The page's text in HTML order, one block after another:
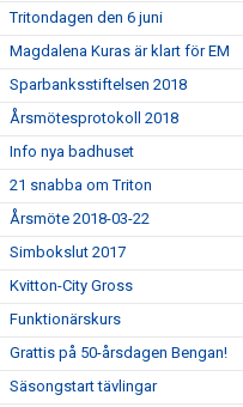
Tritondagen den 6 juni
Magdalena Kuras är klart för EM
Sparbanksstiftelsen 2018
Årsmötesprotokoll 2018
Info nya badhuset
21 snabba om Triton
Årsmöte 2018-03-22
Simbokslut 2017
Kvitton-City Gross
Funktionärskurs
Grattis på 50-årsdagen Bengan!
Säsongstart tävlingar